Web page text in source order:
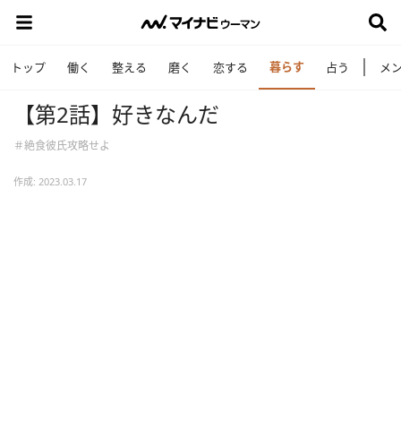
トップ 働く 整える 磨く 恋する 暮らす 占う メ
【第2話】好きなんだ
＃絶食彼氏攻略せよ
作成: 2023.03.17